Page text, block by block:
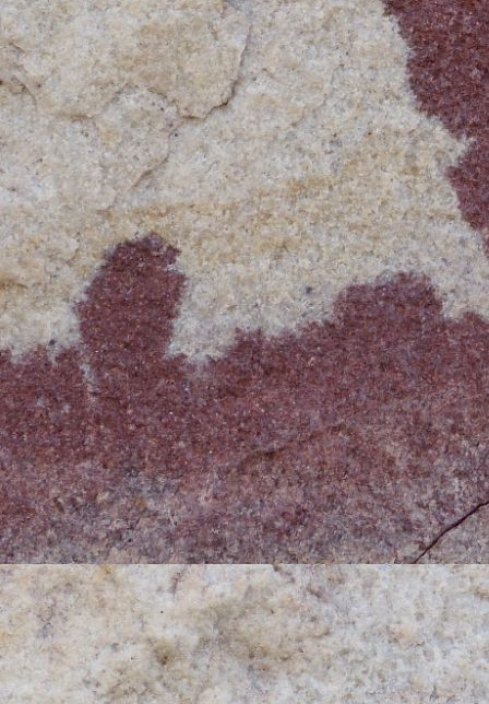
La prépa au 28 juillet
Bonjour,
Les boîtes diverses et variées
demain matin.
Quelques infos en cours de
pour les souvenirs de ce voyage...
La prépa au 23 juillet 2012
Bonjour,
Nous commençons à pré-
rassemblés, les photocopies de
Après Iguazu (hostal Casa
son et lumières. Puis direction
une bulle de luxe à la Posada de
(en bus). Direction la zone nord
cette partie. Nous prévoyons un